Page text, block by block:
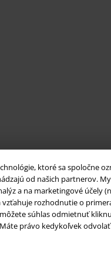
ktoré sa spoločne
od našich partnerov.
a na marketingové
rozhodnutie o
súhlas odmietnuť
právo kedykoľvek